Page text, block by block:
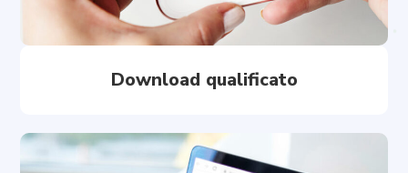
Download qualificato